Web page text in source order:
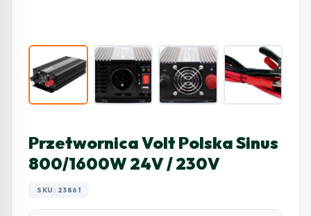
Przetwornica Volt Polska Sinus
800/1600W 24V / 230V
SKU: 23861